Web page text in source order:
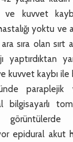
ve kuvvet
yoktu ve
sıra olan sırt
yaptırdıktan
kuvvet kaybı
bilgisayarlı
görüntülerde
epidural akut